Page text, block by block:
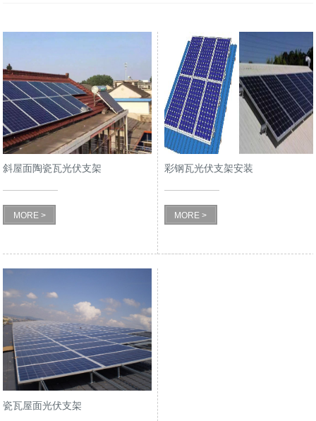
斜屋面陶瓷瓦光伏支架
MORE >
彩钢瓦光伏支架安装
MORE >
瓷瓦屋面光伏支架